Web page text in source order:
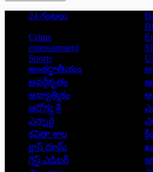
24 గంటలు
Crime
entertainment
Sports
అంతర్జాతీయం
అవర్గీకృతం
ఆధ్యాత్మికం
ఆరోగ్య శ్రీ
ఎన్నారై
కవితా శాల
క్లాస్ రూమ్
గెస్ట్ ఎడిటర్